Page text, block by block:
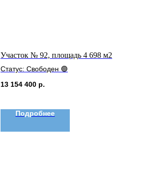
Участок № 92, площадь 4 698 м2
Статус: Свободен 🟢
13 154 400 р.
Подробнее